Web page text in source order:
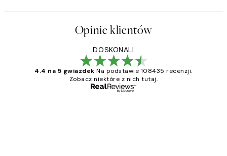
Opinie klientów
DOSKONALI
4.4 na 5 gwiazdek Na podstawie 108435 recenzji.
Zobacz niektóre z nich tutaj.